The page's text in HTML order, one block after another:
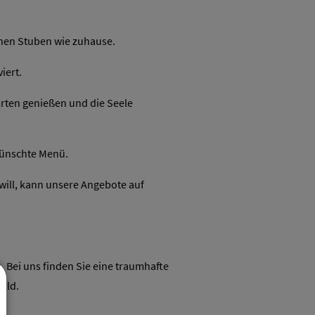
Stuben wie zuhause.
genießen und die Seele
Menü.
kann unsere Angebote auf
Bei uns finden Sie eine traumhafte